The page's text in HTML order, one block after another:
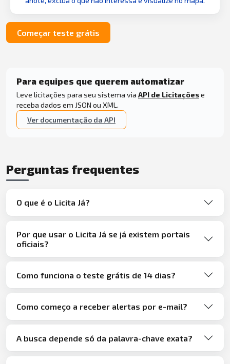
Começar teste grátis
Para equipes que querem automatizar
Leve licitações para seu sistema via API de Licitaçõese
receba dados em JSON ou XML.
Ver documentação da API
Perguntas frequentes
O que é o Licita Já?
Por que usar o Licita Já se já existem portais
oficiais?
Como funciona o teste grátis de 14 dias?
Como começo a receber alertas por e-mail?
A busca depende só da palavra-chave exata?